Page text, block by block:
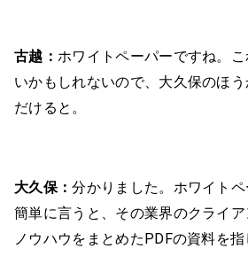
古越： ホワイトペーパーですね。
いかもしれないので、大久保のほ
だけると。
大久保：分かりました。ホワイトペ
簡単に言うと、その業界のクライ
ノウハウをまとめたPDFの資料を指